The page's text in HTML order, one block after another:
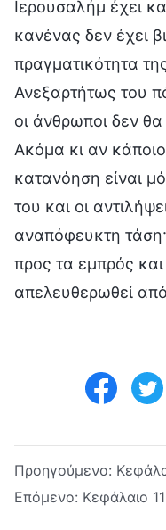
Ιερουσαλήμ έχει
κανένας δεν έχει
πραγματικότητα
Ανεξαρτήτως του
οι άνθρωποι δεν
Ακόμα κι αν
κατανόηση είναι
του και οι
αναπόφευκτη
προς τα εμπρός
απελευθερωθεί
Προηγούμενο:
Επόμενο: Κεφάλαιο